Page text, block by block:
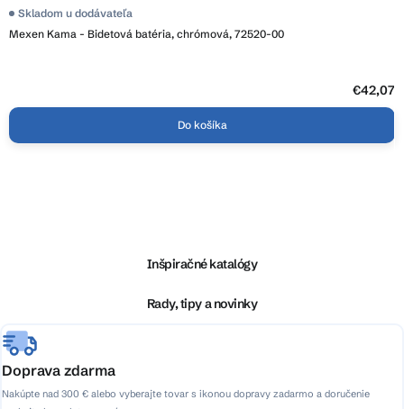
Mexen Kama - Bidetová batéria, chrómová, 72520-00
Skladom u dodávateľa
€42,07
Do košíka
e
Inšpiračné katalógy
Rady, tipy a novinky
Doprava zdarma
Nakúpte nad 300 € alebo vyberajte tovar s ikonou dopravy zadarmo a doručenie